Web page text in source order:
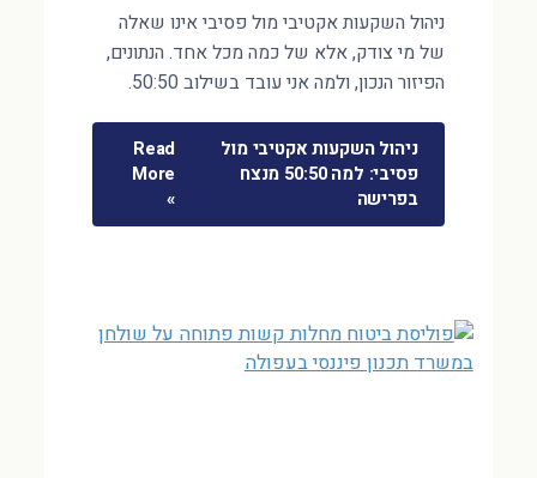
ניהול השקעות אקטיבי מול פסיבי אינו שאלה
של מי צודק, אלא של כמה מכל אחד. הנתונים,
הפיזור הנכון, ולמה אני עובד בשילוב 50:50.
ניהול השקעות אקטיבי מול
פסיבי: למה 50:50 מנצח
בפרישה
Read
More
»